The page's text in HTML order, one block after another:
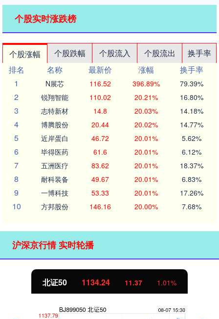
个股实时涨跌榜
个股涨幅 个股跌幅 个股流入 个股流出
换手率
排名
名称 最新价 涨幅
换手率
1
N展芯 116.52 396.89% 79.39%
2 锐翔智能 110.02 20.21% 16.80%
3 志特新材 14.8 20.03% 14.18%
4 博腾股份 20.44 20.02% 14.77%
5 近岸蛋白 46.72 20.01% 5.62%
6 毕得医药 61.6 20.01% 6.12%
7 五洲医疗 83.62 20.01% 18.37%
8 耐科装备 49.67 20.01% 6.83%
9 一博科技 53.33 20.01% 17.26%
10 方邦股份 146.16 20.00% 7.68%
沪深京行情 实时轮播
北证50 1134.24 11.37 1.01%